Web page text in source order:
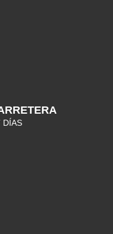
DÍAS